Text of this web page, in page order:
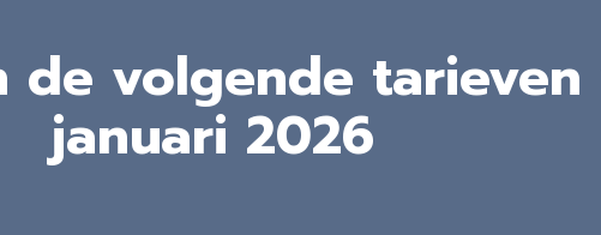
de volgende tarieven
januari 2026